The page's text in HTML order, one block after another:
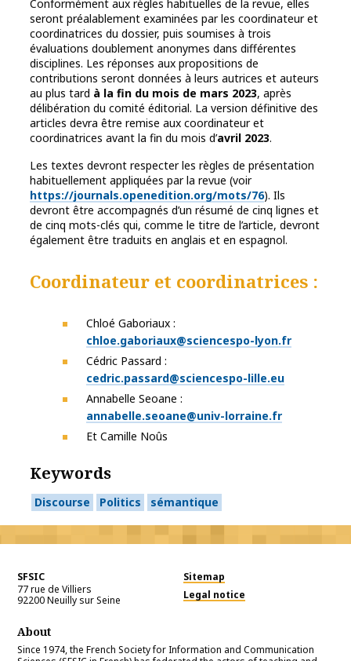
Conformément aux règles habituelles de la revue, elles
seront préalablement examinées par les coordinateur et
coordinatrices du dossier, puis soumises à trois
évaluations doublement anonymes dans différentes
disciplines. Les réponses aux propositions de
contributions seront données à leurs autrices et auteurs
au plus tard à la fin du mois de mars 2023, après
délibération du comité éditorial. La version définitive des
articles devra être remise aux coordinateur et
coordinatrices avant la fin du mois d’avril 2023.
Les textes devront respecter les règles de présentation
habituellement appliquées par la revue (voir
https://journals.openedition.org/​mots/​76). Ils
devront être accompagnés d’un résumé de cinq lignes et
de cinq mots-clés qui, comme le titre de l’article, devront
également être traduits en anglais et en espagnol.
Coordinateur et coordinatrices :
Chloé Gaboriaux :
chloe.gaboriaux@sciencespo-lyon.fr
Cédric Passard :
cedric.passard@sciencespo-lille.eu
Annabelle Seoane :
annabelle.seoane@univ-lorraine.fr
Et Camille Noûs
Keywords
Discourse Politics sémantique
SFSIC
77 rue de Villiers
92200Neuilly sur Seine
Sitemap
Legal notice
About
Since 1974, the French Society for Information and Communication